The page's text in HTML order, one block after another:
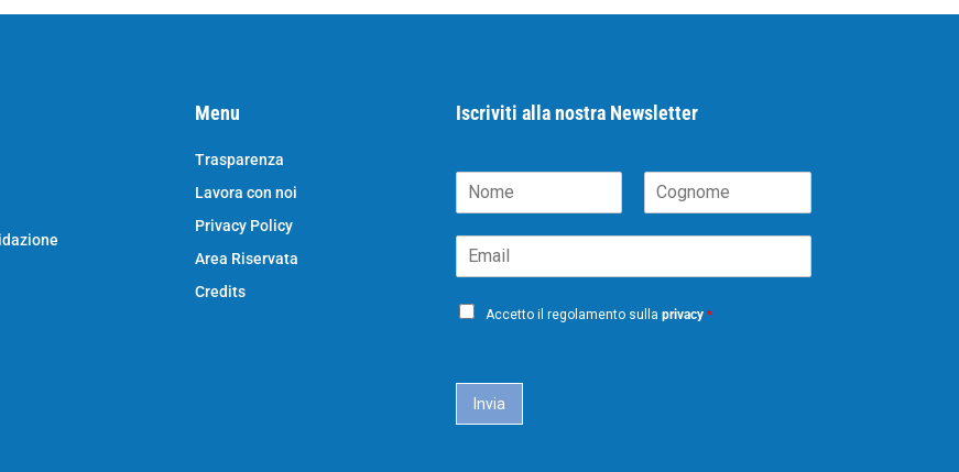
Menu
Trasparenza
Lavora con noi
Privacy Policy
Area Riservata
Credits
Iscriviti alla nostra Newsletter
o
e
o
n
m
m
P
Accetto il regolamento sulla privacy *
Invia